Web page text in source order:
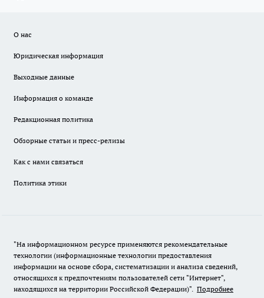
О нас
Юридическая информация
Выходные данные
Информация о команде
Редакционная политика
Обзорные статьи и пресс-релизы
Как с нами связаться
Политика этики
"На информационном ресурсе применяются рекомендательные
технологии (информационные технологии предоставления
информации на основе сбора, систематизации и анализа сведений,
относящихся к предпочтениям пользователей сети "Интернет",
находящихся на территории Российской Федерации)". Подробнее